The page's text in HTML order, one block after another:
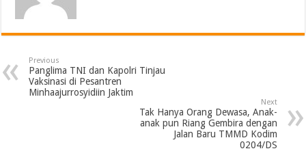
Previous
Panglima TNI dan Kapolri Tinjau
Vaksinasi di Pesantren
Minhaajurrosyidiin Jaktim
Next
Tak Hanya Orang Dewasa, Anak-
anak pun Riang Gembira dengan
Jalan Baru TMMD Kodim
0204/DS